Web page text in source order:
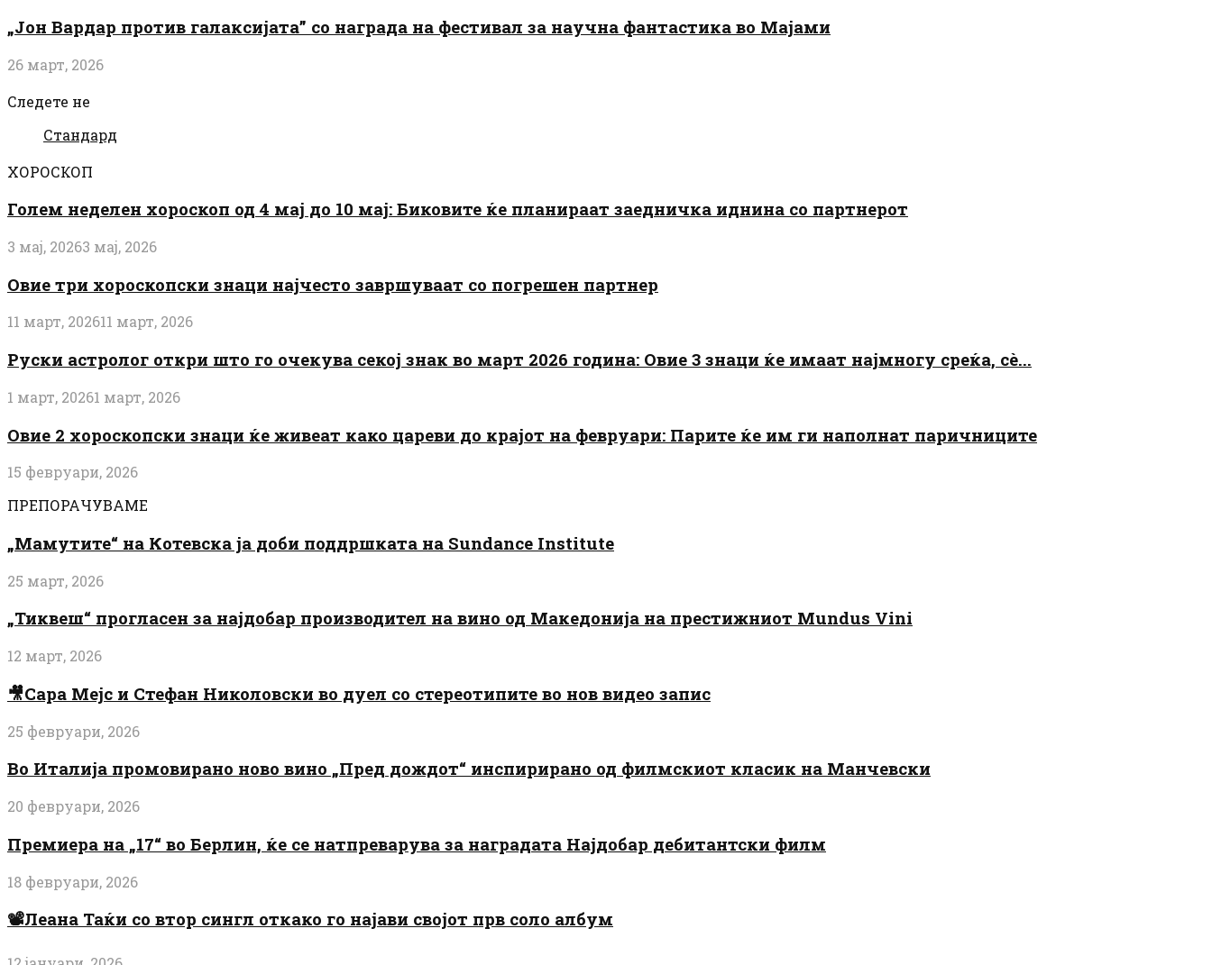
„Јон Вардар против галаксијата” со награда на фестивал за научна фантастика во Мајами
26 март, 2026
Следете не
Стандард
ХОРОСКОП
Голем неделен хороскоп од 4 мај до 10 мај: Биковите ќе планираат заедничка иднина со партнерот
3 мај, 20263 мај, 2026
Овие три хороскопски знаци најчесто завршуваат со погрешен партнер
11 март, 202611 март, 2026
Руски астролог откри што го очекува секој знак во март 2026 година: Овие 3 знаци ќе имаат најмногу среќа, сè...
1 март, 20261 март, 2026
Овие 2 хороскопски знаци ќе живеат како цареви до крајот на февруари: Парите ќе им ги наполнат паричниците
15 февруари, 2026
ПРЕПОРАЧУВАМЕ
„Мамутите“ на Котевска ја доби поддршката на Sundance Institute
25 март, 2026
„Тиквеш“ прогласен за најдобар производител на вино од Македонија на престижниот Mundus Vini
12 март, 2026
🎥Сара Мејс и Стефан Николовски во дуел со стереотипите во нов видео запис
25 февруари, 2026
Во Италија промовирано ново вино „Пред дождот“ инспирирано од филмскиот класик на Манчевски
20 февруари, 2026
Премиера на „17“ во Берлин, ќе се натпреварува за наградата Најдобар дебитантски филм
18 февруари, 2026
📽️Леана Таќи со втор сингл откако го најави својот прв соло албум